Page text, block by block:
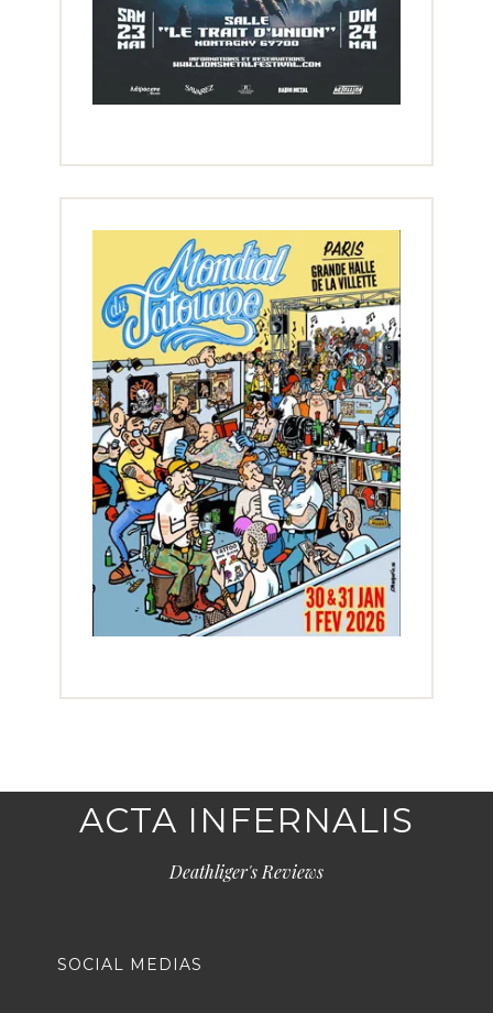
ACTA INFERNALIS
Deathliger's Reviews
SOCIAL MEDIAS